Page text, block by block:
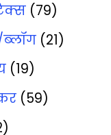
(79)
ब्‍लॉग (21)
(19)
(59)